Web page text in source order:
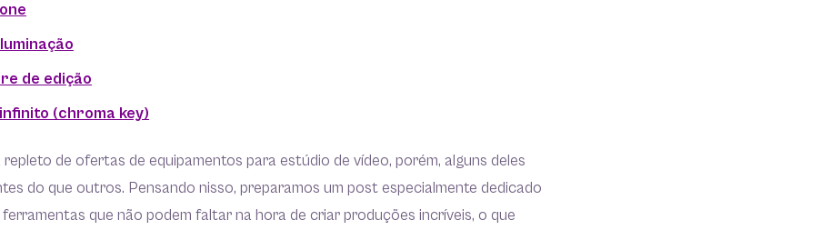
de edição
(chroma key)
de ofertas de equipamentos para estúdio de vídeo, porém, alguns deles
do que outros. Pensando nisso, preparamos um post especialmente dedicado
que não podem faltar na hora de criar produções incríveis, o que